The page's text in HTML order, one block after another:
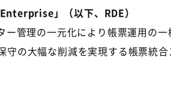
」（以下、RDE）
管理の一元化により帳票運用の
の大幅な削減を実現する帳票統